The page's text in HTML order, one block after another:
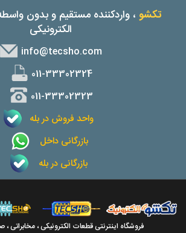
تکشو ، واردکننده مستقیم و بدون
الکترونیکی
info@tecsho.com
011-33302324
011-33302323
واحد فروش در بله
بازرگانی داخل
بازرگانی در بله
فروشگاه اینترنتی قطعات الکترونیکی ، مخابراتی ،